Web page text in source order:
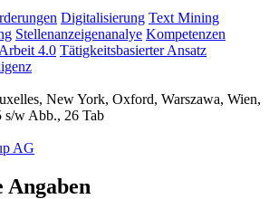
Digitalisierung Text Mining
Stellenanzeigenanalye Kompetenzen
Arbeit 4.0 Tätigkeitsbasierter Ansatz
New York, Oxford, Warszawa, Wien,
s/w Abb., 26 Tab
AG
Angaben